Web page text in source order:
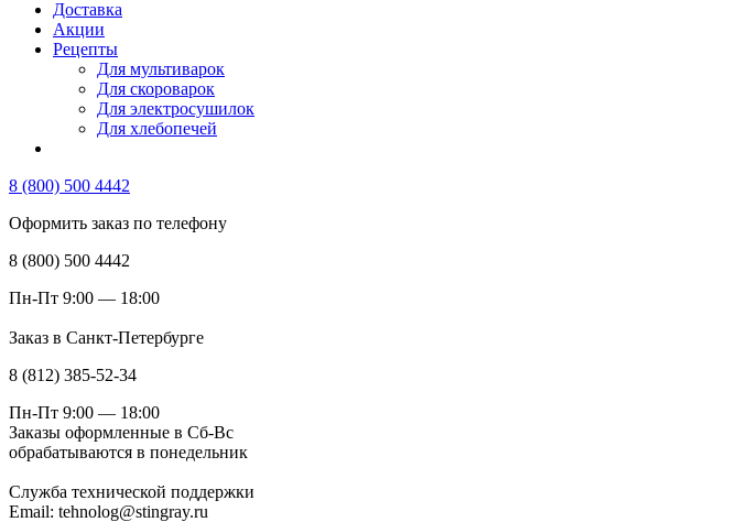
Доставка
Акции
Рецепты
Для мультиварок
Для скороварок
Для электросушилок
Для хлебопечей
8 (800) 500 4442
Оформить заказ по телефону
8 (800) 500 4442
Пн-Пт 9:00 — 18:00
Заказ в Санкт-Петербурге
8 (812) 385-52-34
Пн-Пт 9:00 — 18:00
Заказы оформленные в Сб-Вс
обрабатываются в понедельник
Служба технической поддержки
Email: tehnolog@stingray.ru